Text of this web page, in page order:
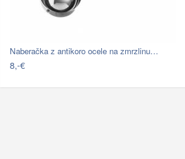
Naberačka z antikoro ocele na zmrzlinu…
8,-€